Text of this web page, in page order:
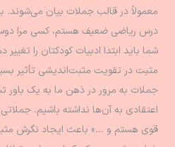
معمولاً در قالب جملات بیان می‌شوند.
درس ریاضی ضعیف هستم، کسی مرا
شما باید ابتدا ادبیات کودکتان را تغییر
مثبت در تقویت مثبت‌اندیشی تأثیر
جملات به مرور در ذهن ما به یک باور
اعتقادی به آن‌ها نداشته باشیم.
قوی هستم و ...» باعث ایجاد نگرش